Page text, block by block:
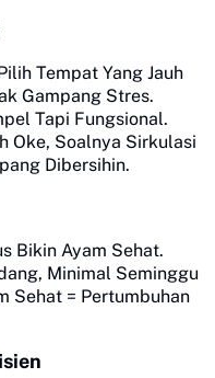
Tempat Yang Jauh
Gampang Stres.
Tapi Fungsional.
Oke, Soalnya Sirkulasi
Dibersihin.
Bikin Ayam Sehat.
Minimal Seminggu
Sehat = Pertumbuhan